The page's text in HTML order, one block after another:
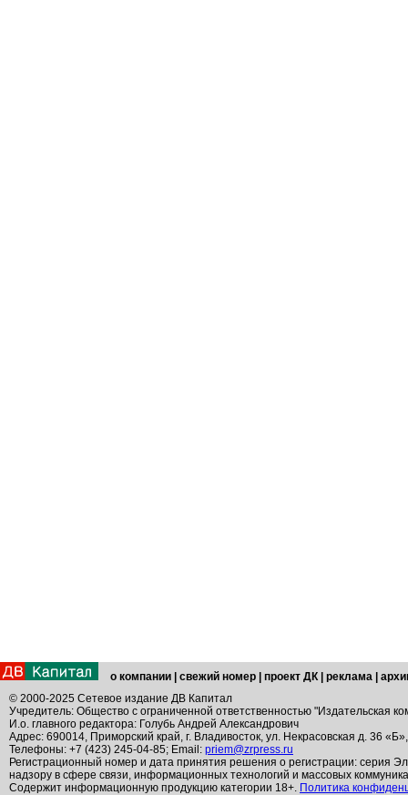
о компании свежий номер проект ДК реклама
© 2000-2025 Сетевое издание ДВ Капитал
Учредитель: Общество с ограниченной ответственностью "Издательская
И.о. главного редактора: Голубь Андрей Александрович
Адрес: 690014, Приморский край, г. Владивосток, ул. Некрасовская д. 36
Телефоны: +7 (423) 245-04-85; Email: priem@zrpress.ru
Регистрационный номер и дата принятия решения о регистрации: серия
надзору в сфере связи, информационных технологий и массовых
Содержит информационную продукцию категории 18+. Политика